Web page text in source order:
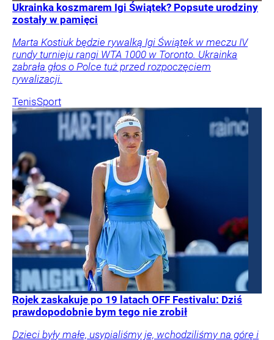
Ukrainka koszmarem Igi Świątek? Popsute urodziny
zostały w pamięci
Marta Kostiuk będzie rywalką Igi Świątek w meczu IV
rundy turnieju rangi WTA 1000 w Toronto. Ukrainka
zabrała głos o Polce tuż przed rozpoczęciem
rywalizacji.
TenisSport
Rojek zaskakuje po 19 latach OFF Festivalu: Dziś
prawdopodobnie bym tego nie zrobił
Dzieci były małe, usypialiśmy je, wchodziliśmy na górę i